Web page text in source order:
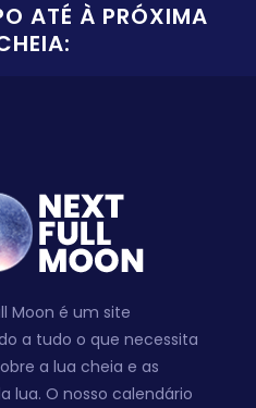
ATÉ À PRÓXIMA
Moon é um site
a tudo o que necessita
a lua cheia e as
lua. O nosso calendário